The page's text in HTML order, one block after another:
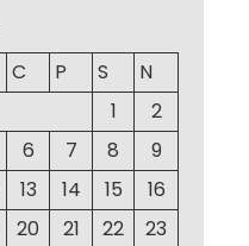
C P S
N
1
2
6 7 8
9
13 14 15
16
20 21 22
23